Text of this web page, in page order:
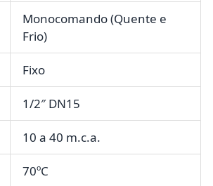
Monocomando (Quente e
Frio)
Fixo
1/2″ DN15
10 a 40 m.c.a.
70ºC